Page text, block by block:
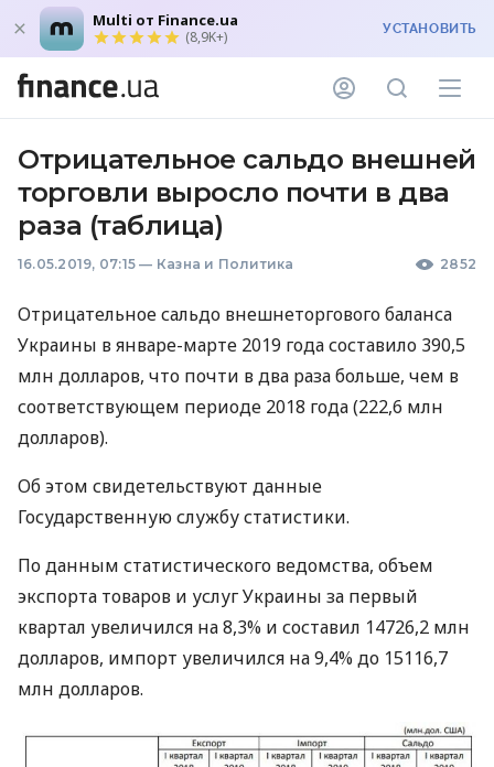
Multi от Finance.ua
(8,9K+) УСТАНОВИТЬ
Отрицательное сальдо внешней
торговли выросло почти в два
раза (таблица)
16.05.2019, 07:15 — Казна и Политика 2852
Отрицательное сальдо внешнеторгового баланса
Украины в январе-марте 2019 года составило 390,5
млн долларов, что почти в два раза больше, чем в
соответствующем периоде 2018 года (222,6 млн
долларов).
Об этом свидетельствуют данные
Государственную службу статистики.
По данным статистического ведомства, объем
экспорта товаров и услуг Украины за первый
квартал увеличился на 8,3% и составил 14726,2 млн
долларов, импорт увеличился на 9,4% до 15116,7
млн долларов.